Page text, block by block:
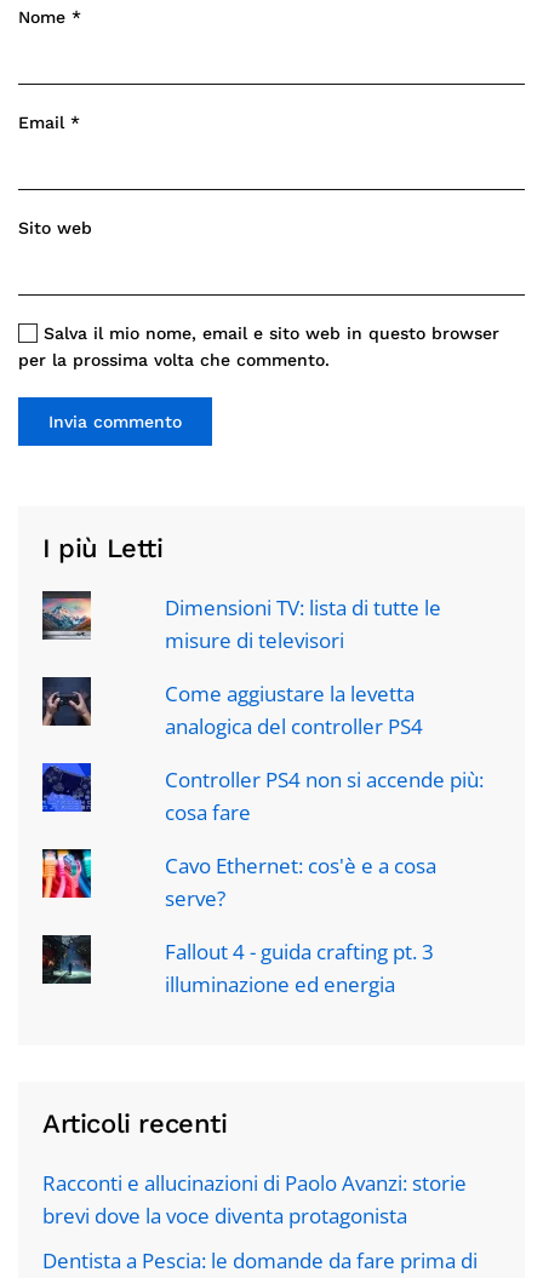
Nome *
Email *
Sito web
Salva il mio nome, email e sito web in questo browser
per la prossima volta che commento.
Invia commento
I più Letti
Dimensioni TV: lista di tutte le
misure di televisori
Come aggiustare la levetta
analogica del controller PS4
Controller PS4 non si accende più:
cosa fare
Cavo Ethernet: cos'è e a cosa
serve?
Fallout 4 - guida crafting pt. 3
illuminazione ed energia
Articoli recenti
Racconti e allucinazioni di Paolo Avanzi: storie
brevi dove la voce diventa protagonista
Dentista a Pescia: le domande da fare prima di